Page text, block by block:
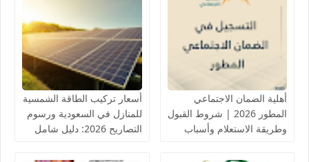
أهلية الضمان الاجتماعي
المطور 2026 | شروط القبول
وطريقة الاستعلام وأسباب
أسعار تركيب الطاقة الشمسية
للمنازل في السعودية ورسوم
التصاريح 2026: دليل شامل